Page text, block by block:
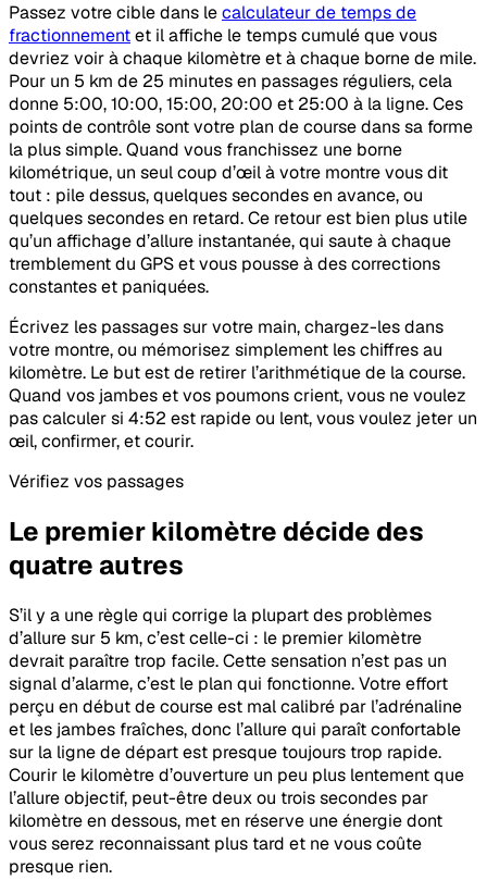
Passez votre cible dans lecalculateur de temps de
fractionnementet il affiche le temps cumulé que vous
devriez voir à chaque kilomètre et à chaque borne de mile.
Pour un 5 km de 25 minutes en passages réguliers, cela
donne 5:00, 10:00, 15:00, 20:00 et 25:00 à la ligne. Ces
points de contrôle sont votre plan de course dans sa forme
la plus simple. Quand vous franchissez une borne
kilométrique, un seul coup d’œil à votre montre vous dit
tout : pile dessus, quelques secondes en avance, ou
quelques secondes en retard. Ce retour est bien plus utile
qu’un affichage d’allure instantanée, qui saute à chaque
tremblement du GPS et vous pousse à des corrections
constantes et paniquées.
Écrivez les passages sur votre main, chargez-les dans
votre montre, ou mémorisez simplement les chiffres au
kilomètre. Le but est de retirer l’arithmétique de la course.
Quand vos jambes et vos poumons crient, vous ne voulez
pas calculer si 4:52 est rapide ou lent, vous voulez jeter un
œil, confirmer, et courir.
Vérifiez vos passages
Le premier kilomètre décide des
quatre autres
S’il y a une règle qui corrige la plupart des problèmes
d’allure sur 5 km, c’est celle-ci : le premier kilomètre
devrait paraître trop facile. Cette sensation n’est pas un
signal d’alarme, c’est le plan qui fonctionne. Votre effort
perçu en début de course est mal calibré par l’adrénaline
et les jambes fraîches, donc l’allure qui paraît confortable
sur la ligne de départ est presque toujours trop rapide.
Courir le kilomètre d’ouverture un peu plus lentement que
l’allure objectif, peut-être deux ou trois secondes par
kilomètre en dessous, met en réserve une énergie dont
vous serez reconnaissant plus tard et ne vous coûte
presque rien.